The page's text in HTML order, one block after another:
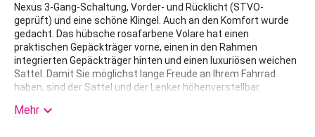
Nexus 3-Gang-Schaltung, Vorder- und Rücklicht (STVO-
geprüft) und eine schöne Klingel. Auch an den Komfort wurde
gedacht. Das hübsche rosafarbene Volare hat einen
praktischen Gepäckträger vorne, einen in den Rahmen
integrierten Gepäckträger hinten und einen luxuriösen weichen
Sattel. Damit Sie möglichst lange Freude an Ihrem Fahrrad
haben, sind der Sattel und der Lenker höhenverstellbar.
Kurzum: ein hochwertiges Fahrrad, an dem Ihr Kind jahrelang
Mehr 